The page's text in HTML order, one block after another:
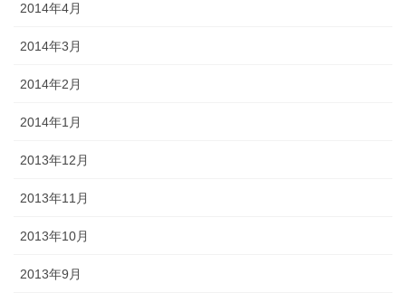
2014年4月
2014年3月
2014年2月
2014年1月
2013年12月
2013年11月
2013年10月
2013年9月